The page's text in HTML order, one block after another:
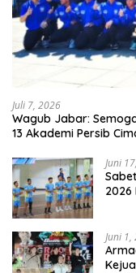
Juli 7, 2026
Wagub Jabar:
13 Akademi Persib
Juni
2026
Juni 1,